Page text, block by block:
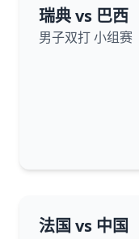
瑞典 vs 巴西
男子双打 小组赛
法国 vs 中国